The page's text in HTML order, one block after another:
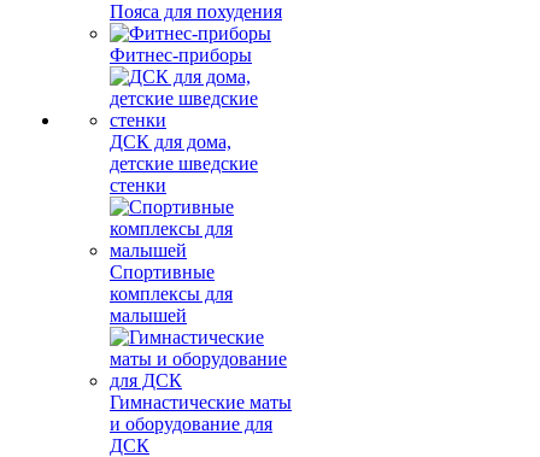
Пояса для похудения
Фитнес-приборы
ДСК для дома,
детские шведские
стенки
Спортивные
комплексы для
малышей
Гимнастические маты
и оборудование для
ДСК